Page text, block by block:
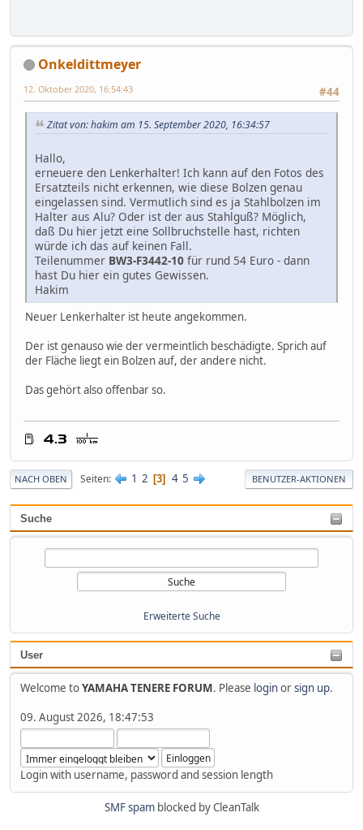
Suche
Erweiterte Suche
User
Welcome toYAMAHA TENERE FORUM. Please loginorsign up.
09. August 2026, 18:47:53
Login with username, password and session length
Onkeldittmeyer
#44
12. Oktober 2020, 16:54:43
Zitat von: hakim am 15. September 2020, 16:34:57
Hallo,
erneuere den Lenkerhalter! Ich kann auf den Fotos des
Ersatzteils nicht erkennen, wie diese Bolzen genau
eingelassen sind. Vermutlich sind es ja Stahlbolzen im
Halter aus Alu? Oder ist der aus Stahlguß? Möglich,
daß Du hier jetzt eine Sollbruchstelle hast, richten
würde ich das auf keinen Fall.
Teilenummer BW3-F3442-10 für rund 54 Euro - dann
hast Du hier ein gutes Gewissen.
Hakim
Neuer Lenkerhalter ist heute angekommen.
Der ist genauso wie der vermeintlich beschädigte. Sprich auf
der Fläche liegt ein Bolzen auf, der andere nicht.
Das gehört also offenbar so.
NACH OBEN Seiten 1 2 3 4 5 BENUTZER-AKTIONEN
SMF spamblocked by CleanTalk